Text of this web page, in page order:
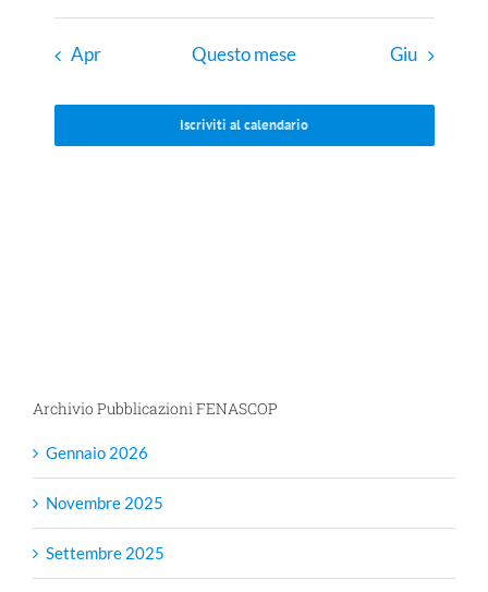
Apr Questo mese Giu
Iscriviti al calendario
Archivio Pubblicazioni FENASCOP
Gennaio 2026
Novembre 2025
Settembre 2025